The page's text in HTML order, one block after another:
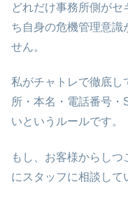
どれだけ事務所側がセ
ち自身の危機管理意識
せん。
私がチャトレで徹底し
所・本名・電話番号
いというルールです。
もし、お客様からしつ
にスタッフに相談して